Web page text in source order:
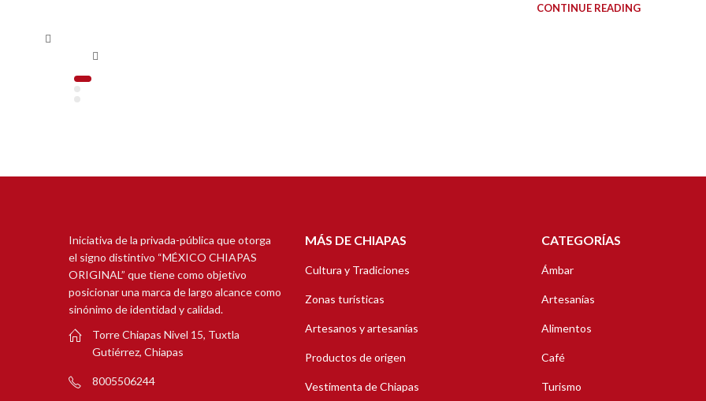
CONTINUE READING
Iniciativa de la privada-pública que otorga
el signo distintivo “MÉXICO CHIAPAS
ORIGINAL” que tiene como objetivo
posicionar una marca de largo alcance como
sinónimo de identidad y calidad.
Torre Chiapas Nivel 15, Tuxtla
Gutiérrez, Chiapas
8005506244
MÁS DE CHIAPAS
Cultura y Tradiciones
Zonas turísticas
Artesanos y artesanías
Productos de origen
Vestimenta de Chiapas
CATEGORÍAS
Ámbar
Artesanías
Alimentos
Café
Turismo